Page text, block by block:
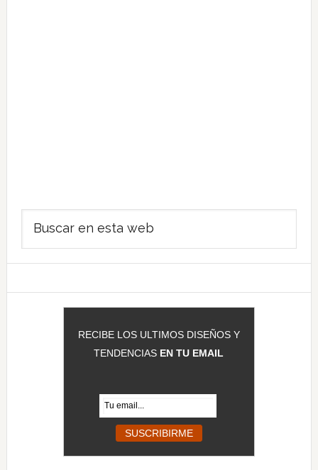
Barra
lateral
principal
RECIBE LOS ULTIMOS DISEÑOS Y
TENDENCIAS EN TU EMAIL